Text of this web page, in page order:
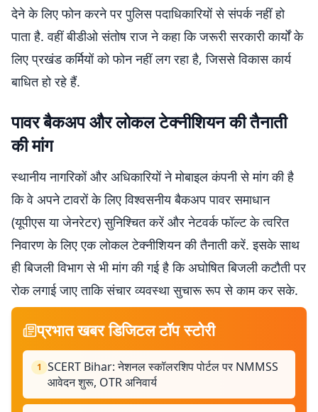
देने के लिए फोन करने पर पुलिस पदाधिकारियों से संपर्क नहीं हो
पाता है. वहीं बीडीओ संतोष राज ने कहा कि जरूरी सरकारी कार्यों के
लिए प्रखंड कर्मियों को फोन नहीं लग रहा है, जिससे विकास कार्य
बाधित हो रहे हैं.
पावर बैकअप और लोकल टेक्नीशियन की तैनाती
की मांग
स्थानीय नागरिकों और अधिकारियों ने मोबाइल कंपनी से मांग की है
कि वे अपने टावरों के लिए विश्वसनीय बैकअप पावर समाधान
(यूपीएस या जेनरेटर) सुनिश्चित करें और नेटवर्क फॉल्ट के त्वरित
निवारण के लिए एक लोकल टेक्नीशियन की तैनाती करें. इसके साथ
ही बिजली विभाग से भी मांग की गई है कि अघोषित बिजली कटौती पर
रोक लगाई जाए ताकि संचार व्यवस्था सुचारू रूप से काम कर सके.
प्रभात खबर डिजिटल टॉप स्टोरी
1 SCERT Bihar: नेशनल स्कॉलरशिप पोर्टल पर NMMSS
आवेदन शुरू, OTR अनिवार्य